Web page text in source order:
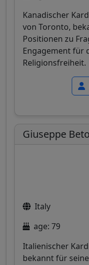
Kanadischer
von Toronto,
Positionen zu
Engagement für
Religionsfreiheit.
Giuseppe
Italy
age: 79
Italienischer
bekannt für